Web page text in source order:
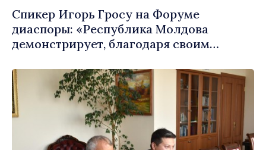
Спикер Игорь Гросу на Форуме
диаспоры: «Республика Молдова
демонстрирует, благодаря своим
заслуживает стать частью большой
европейской семьи»